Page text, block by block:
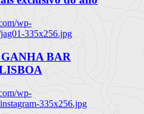
wp-
335x256.jpg
BAR
wp-
335x256.jpg